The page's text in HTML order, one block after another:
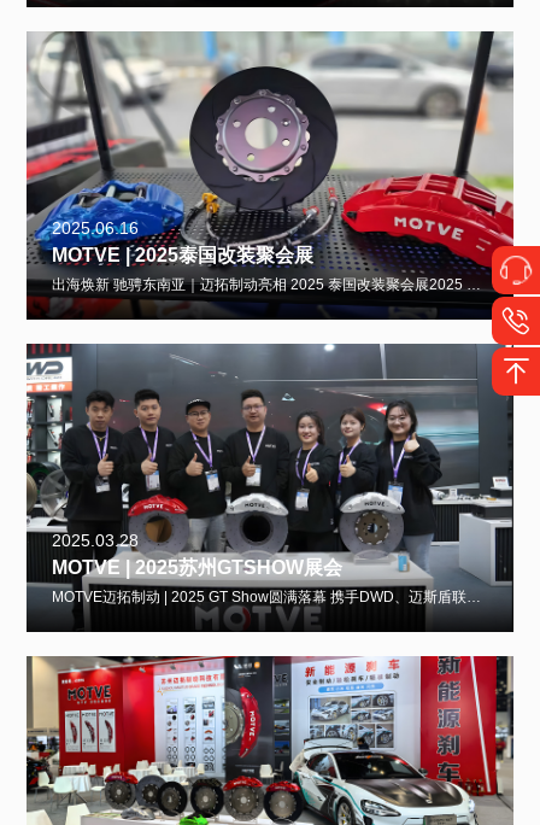
2025.06.16
MOTVE | 2025泰国改装聚会展
2025.03.28
MOTVE | 2025苏州GTSHOW展会
MOTVE迈拓制动 | 2025 GT Show圆满落幕 携手DWD、迈斯盾联合亮相2025 GT Show改装盛宴盛大开启，MOTVE迈拓制动强势参展，解锁改装潮流新场景。本次展会，迈拓制动携手DWD避震、迈斯盾轮毂同台合展，车模优雅助阵，强强联手共耀